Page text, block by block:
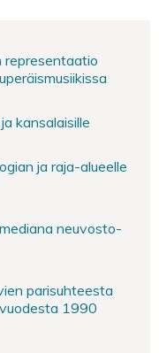
representaatio
kansalaisille
ja raja-alueelle
neuvosto-
parisuhteesta
1990